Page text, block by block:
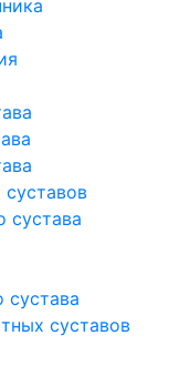
сустава
сустава
суставов